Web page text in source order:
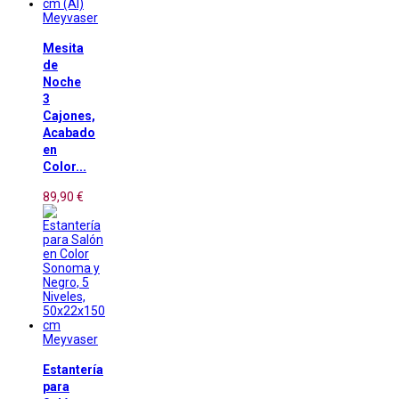
Meyvaser
Mesita
de
Noche
3
Cajones,
Acabado
en
Color...
89,90 €
Meyvaser
Estantería
para